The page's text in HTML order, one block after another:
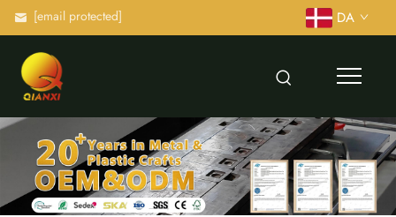
[email protected] DA